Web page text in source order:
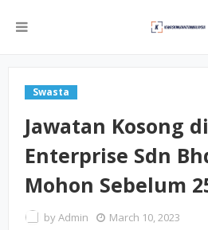
Swasta
Jawatan Kosong
Enterprise Sdn
Mohon Sebelum
byAdmin March 10, 2023